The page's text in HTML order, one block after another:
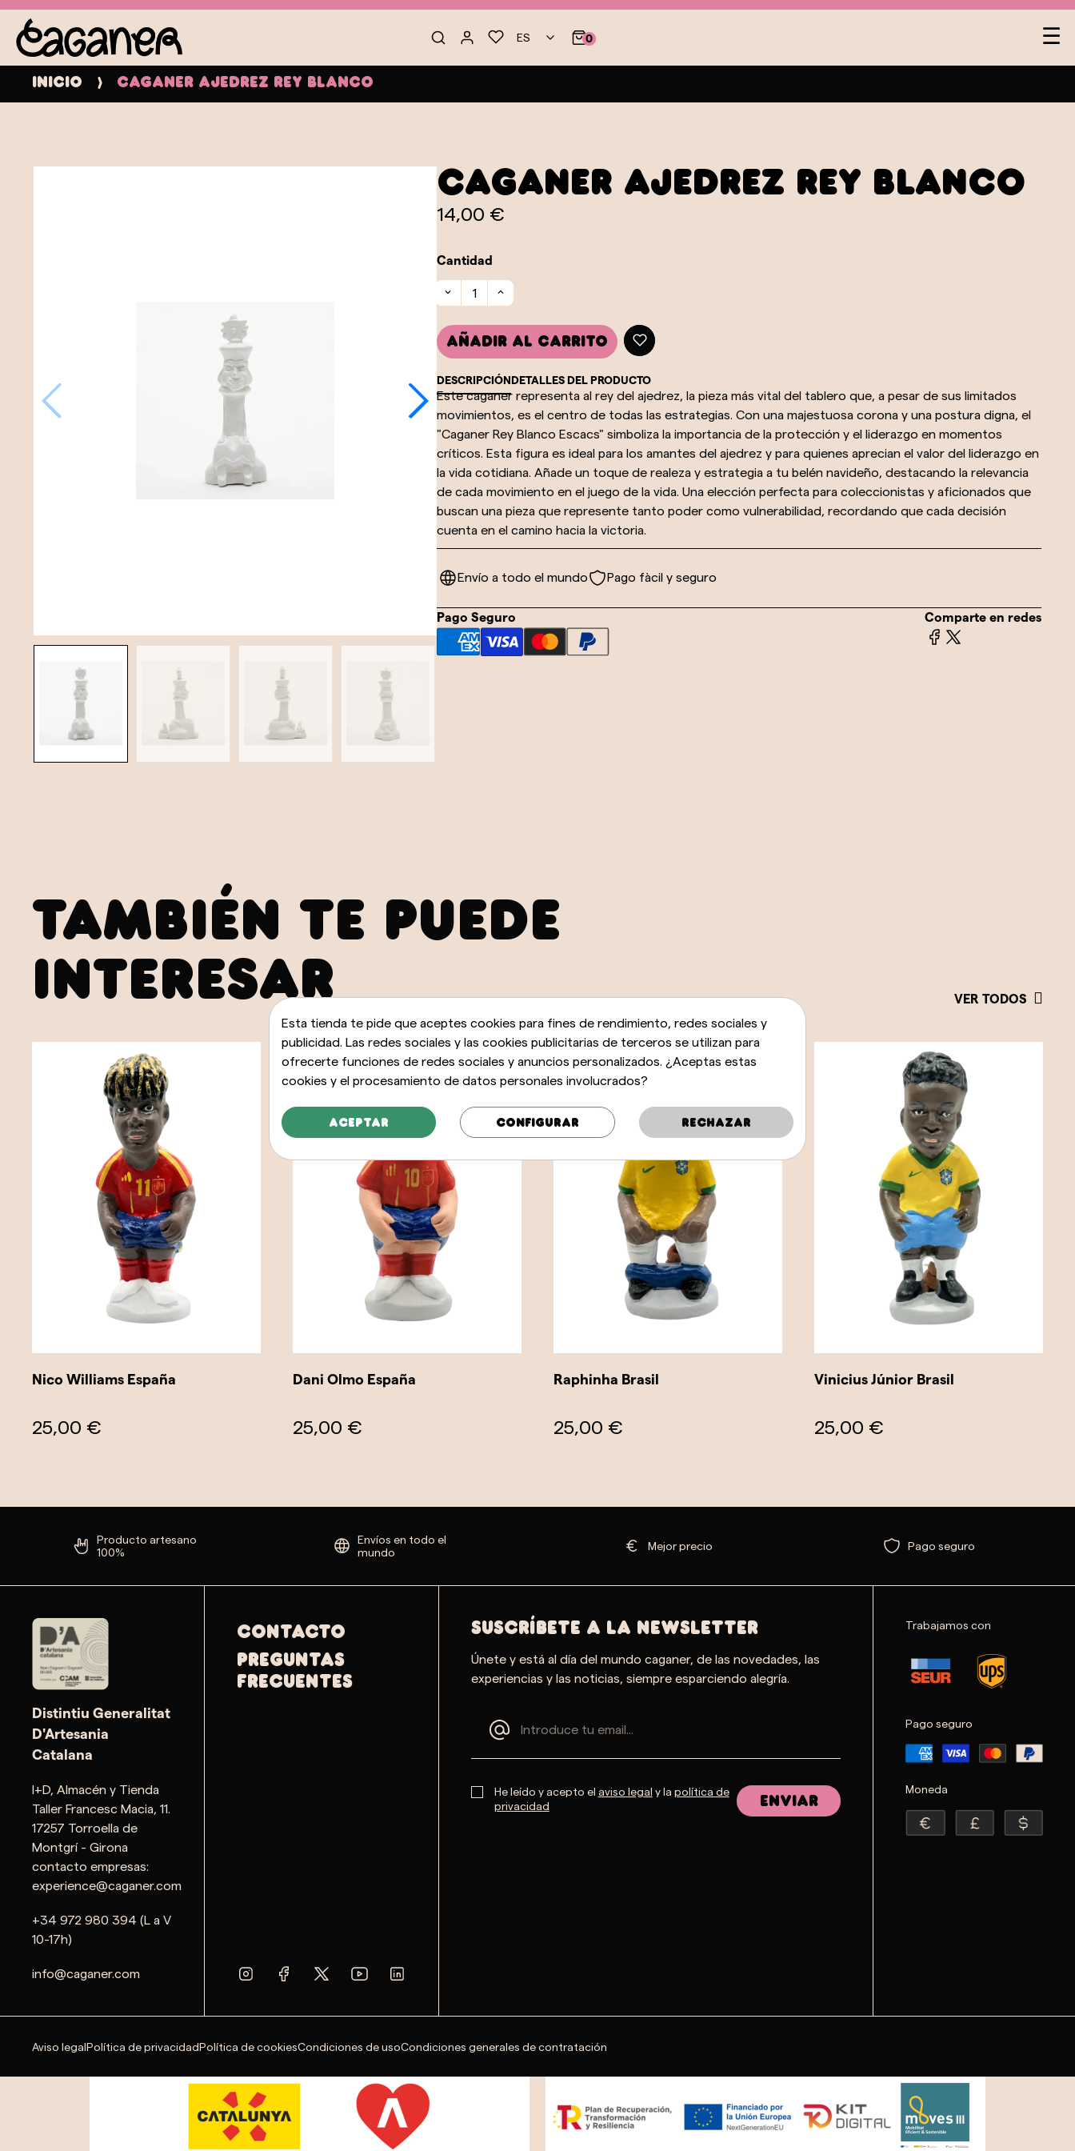
☰
ES 0
Inicio Caganer Ajedrez Rey Blanco
Caganer Ajedrez Rey Blanco
14,00 €
Cantidad
Añadir al carrito
DESCRIPCIÓNDETALLES DEL PRODUCTO
Este caganer representa al rey del ajedrez, la pieza más vital del tablero que, a pesar de sus limitados
movimientos, es el centro de todas las estrategias. Con una majestuosa corona y una postura digna, el
"Caganer Rey Blanco Escacs" simboliza la importancia de la protección y el liderazgo en momentos
críticos. Esta figura es ideal para los amantes del ajedrez y para quienes aprecian el valor del liderazgo en
la vida cotidiana. Añade un toque de realeza y estrategia a tu belén navideño, destacando la relevancia
de cada movimiento en el juego de la vida. Una elección perfecta para coleccionistas y aficionados que
buscan una pieza que represente tanto poder como vulnerabilidad, recordando que cada decisión
cuenta en el camino hacia la victoria.
Envío a todo el mundo Pago fàcil y seguro
Pago Seguro Comparte en redes
TAMBIÉN TE PUEDE
INTERESAR
VER TODOS
Nico Williams España
25,00 €
Dani Olmo España
25,00 €
Raphinha Brasil
25,00 €
Vinicius Júnior Brasil
25,00 €
Producto artesano
100%
Envíos en todo el
mundo
Mejor precio Pago seguro
Distintiu Generalitat
D'Artesania
Catalana
I+D, Almacén y Tienda
Taller Francesc Macia, 11.
17257 Torroella de
Montgrí - Girona
contacto empresas:
experience@caganer.com
+34 972 980 394 (L a V
10-17h)
info@caganer.com
Contacto
PREGUNTAS
FRECUENTES
SUSCRÍBETE A LA NEWSLETTER
Únete y está al día del mundo caganer, de las novedades, las
experiencias y las noticias, siempre esparciendo alegría.
He leído y acepto el aviso legal y la política de
privacidad
Enviar
Trabajamos con
Pago seguro
Moneda
Aviso legalPolítica de privacidadPolítica de cookiesCondiciones de usoCondiciones generales de contratación
Esta tienda te pide que aceptes cookies para fines de rendimiento, redes sociales y
publicidad. Las redes sociales y las cookies publicitarias de terceros se utilizan para
ofrecerte funciones de redes sociales y anuncios personalizados. ¿Aceptas estas
cookies y el procesamiento de datos personales involucrados?
Aceptar Configurar Rechazar